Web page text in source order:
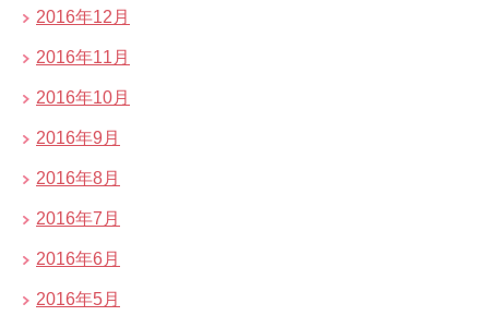
2016年12月
2016年11月
2016年10月
2016年9月
2016年8月
2016年7月
2016年6月
2016年5月